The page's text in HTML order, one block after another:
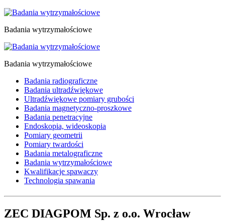
Badania wytrzymałościowe
Badania wytrzymałościowe
Badania radiograficzne
Badania ultradźwiękowe
Ultradźwiękowe pomiary grubości
Badania magnetyczno-proszkowe
Badania penetracyjne
Endoskopia, wideoskopia
Pomiary geometrii
Pomiary twardości
Badania metalograficzne
Badania wytrzymałościowe
Kwalifikacje spawaczy
Technologia spawania
ZEC DIAGPOM Sp. z o.o. Wrocław